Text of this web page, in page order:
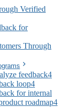
Verified
for
Through
feedback4
loop4
for internal
roadmap4